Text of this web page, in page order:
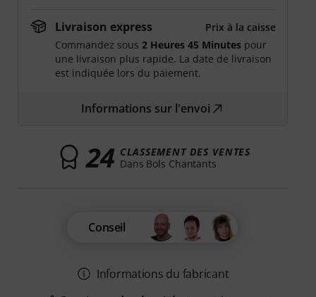
Livraison express
Prix à la caisse
Commandez sous2 Heures 45 Minutes pour
une livraison plus rapide. La date de livraison
est indiquée lors du paiement.
Informations sur l'envoi
24 CLASSEMENT DES VENTES
Dans Bols Chantants
Conseil
Informations du fabricant